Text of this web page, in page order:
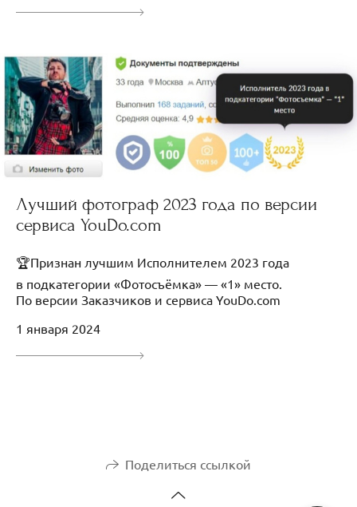
Лучший фотограф 2023 года по версии
сервиса YouDo.com
🏆Признан лучшим Исполнителем 2023 года
в подкатегории «Фотосъёмка» — «1» место.
По версии Заказчиков и сервиса YouDo.com
1 января 2024
Поделиться ссылкой